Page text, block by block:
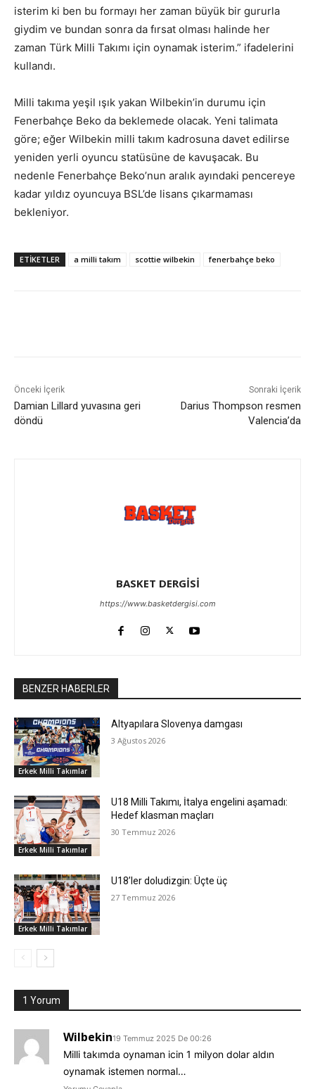
isterim ki ben bu formayı her zaman büyük bir gururla
giydim ve bundan sonra da fırsat olması halinde her
zaman Türk Milli Takımı için oynamak isterim.” ifadelerini
kullandı.
Milli takıma yeşil ışık yakan Wilbekin’in durumu için
Fenerbahçe Beko da beklemede olacak. Yeni talimata
göre; eğer Wilbekin milli takım kadrosuna davet edilirse
yeniden yerli oyuncu statüsüne de kavuşacak. Bu
nedenle Fenerbahçe Beko’nun aralık ayındaki pencereye
kadar yıldız oyuncuya BSL’de lisans çıkarmaması
bekleniyor.
ETIKETLER a milli takım scottie wilbekin fenerbahçe beko
Önceki İçerik
Damian Lillard yuvasına geri
döndü
Sonraki İçerik
Darius Thompson resmen
Valencia’da
BASKET DERGİSİ
https://www.basketdergisi.com
BENZER HABERLER
Erkek Milli Takımlar
Altyapılara Slovenya damgası
3 Ağustos 2026
Erkek Milli Takımlar
U18 Milli Takımı, İtalya engelini aşamadı:
Hedef klasman maçları
30 Temmuz 2026
Erkek Milli Takımlar
U18’ler doludizgin: Üçte üç
27 Temmuz 2026
1 Yorum
Wilbekin19 Temmuz 2025 De 00:26
Milli takımda oynaman icin 1 milyon dolar aldın
oynamak istemen normal…